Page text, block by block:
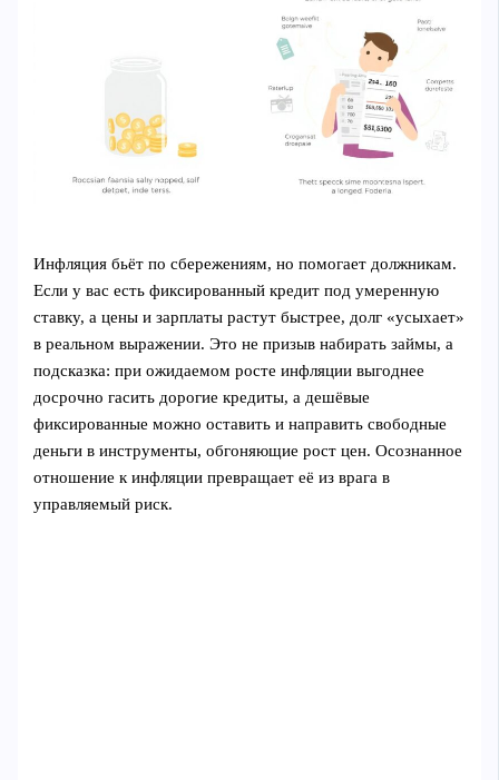
Инфляция бьёт по сбережениям, но помогает должникам.
Если у вас есть фиксированный кредит под умеренную
ставку, а цены и зарплаты растут быстрее, долг «усыхает»
в реальном выражении. Это не призыв набирать займы, а
подсказка: при ожидаемом росте инфляции выгоднее
досрочно гасить дорогие кредиты, а дешёвые
фиксированные можно оставить и направить свободные
деньги в инструменты, обгоняющие рост цен. Осознанное
отношение к инфляции превращает её из врага в
управляемый риск.